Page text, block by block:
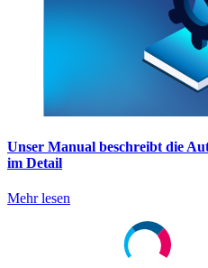
Unser Manual beschreibt die
im Detail
Mehr lesen